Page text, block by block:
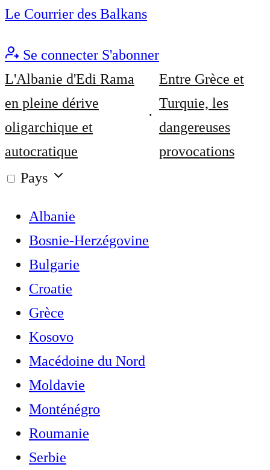
Le Courrier des Balkans
Se connecter S'abonner
L'Albanie d'Edi Rama
en pleine dérive
oligarchique et
autocratique
Entre Grèce et
Turquie, les
dangereuses
provocations
Pays
Albanie
Bosnie-Herzégovine
Bulgarie
Croatie
Grèce
Kosovo
Macédoine du Nord
Moldavie
Monténégro
Roumanie
Serbie